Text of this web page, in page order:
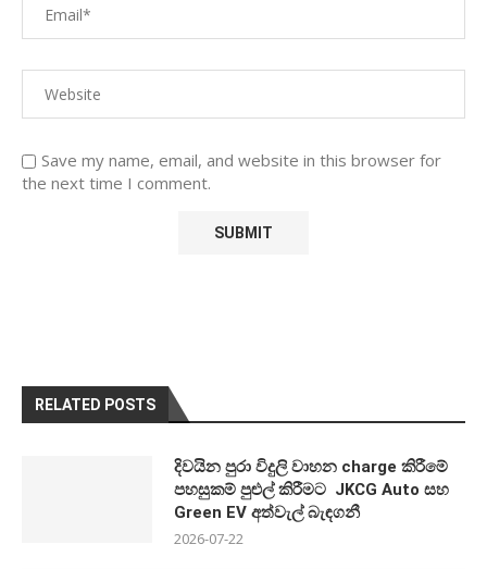
Save my name, email, and website in this browser for
the next time I comment.
RELATED POSTS
දිවයින පුරා විදුලි වාහන charge කිරීමේ
පහසුකම් පුළුල් කිරීමට JKCG Auto සහ
Green EV අත්වැල් බැඳගනී
2026-07-22